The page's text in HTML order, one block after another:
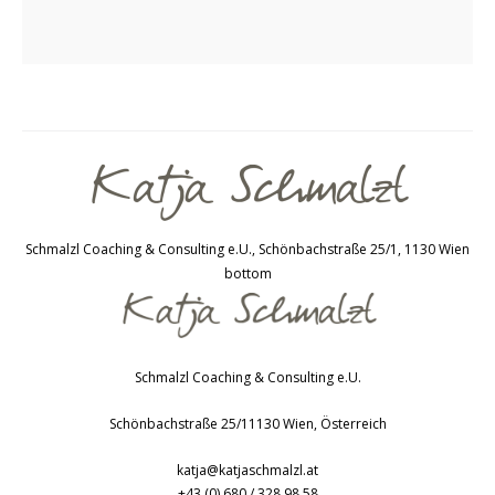
Schmalzl Coaching & Consulting e.U., Schönbachstraße 25/1, 1130 Wien
bottom
Schmalzl Coaching & Consulting e.U.
Schönbachstraße 25/1 1130 Wien, Österreich
katja@katjaschmalzl.at